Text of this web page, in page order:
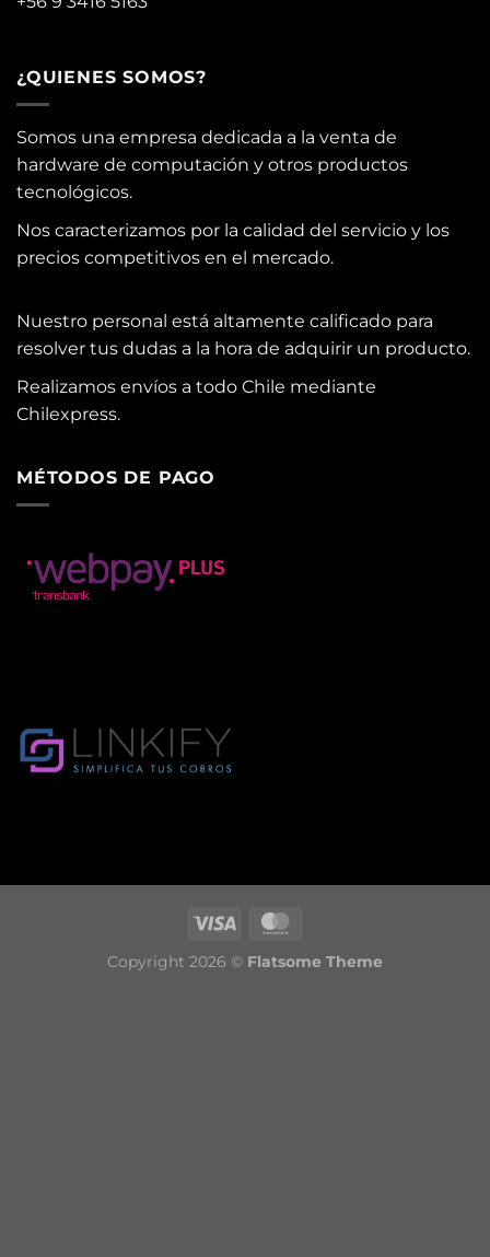
¿QUIENES SOMOS?
Somos una empresa dedicada a la venta de
hardware de computación y otros productos
tecnológicos.
Nos caracterizamos por la calidad del servicio y los
precios competitivos en el mercado.
Nuestro personal está altamente calificado para
resolver tus dudas a la hora de adquirir un producto.
Realizamos envíos a todo Chile mediante
Chilexpress.
MÉTODOS DE PAGO
Copyright 2026 © Flatsome Theme